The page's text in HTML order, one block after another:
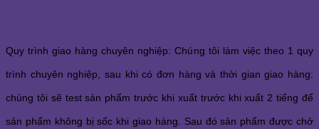
Quy trình giao hàng chuyên nghiệp: Chúng tôi làm việc theo 1 quy
trình chuyên nghiệp, sau khi có đơn hàng và thời gian giao hàng:
chúng tôi sẽ test sản phẩm trước khi xuất trước khi xuất 2 tiếng để
sản phẩm không bị sốc khi giao hàng. Sau đó sản phẩm được chở